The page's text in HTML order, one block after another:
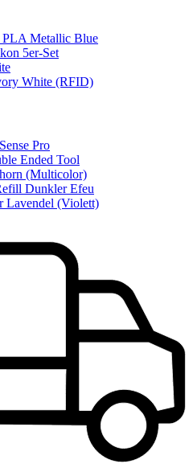
Metallic Blue
5er-Set
White (RFID)
Pro
Ended Tool
(Multicolor)
Dunkler Efeu
Lavendel (Violett)